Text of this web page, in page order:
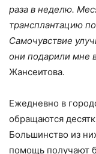
раза в неделю.
трансплантацию
Самочувствие
они подарили мне
Жансеитова.
Ежедневно в
обращаются
Большинство из
помощь получают